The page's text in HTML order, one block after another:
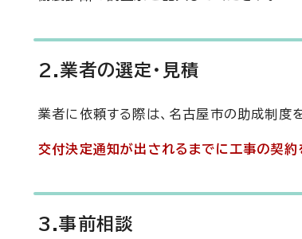
2.業者の選定・見積
業者に依頼する際は、名古屋市の助成制度
交付決定通知が出されるまでに工事の契約
3.事前相談